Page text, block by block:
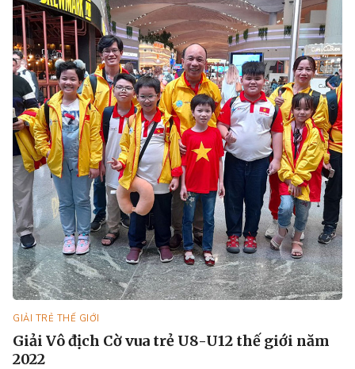
GIẢI TRẺ THẾ GIỚI
Giải Vô địch Cờ vua trẻ U8-U12 thế giới năm
2022